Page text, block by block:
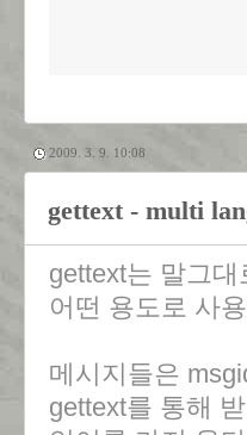
2009. 3. 9. 10:08
gettext - multi
gettext는 말그
어떤 용도로 사
메시지들은
gettext를 통해